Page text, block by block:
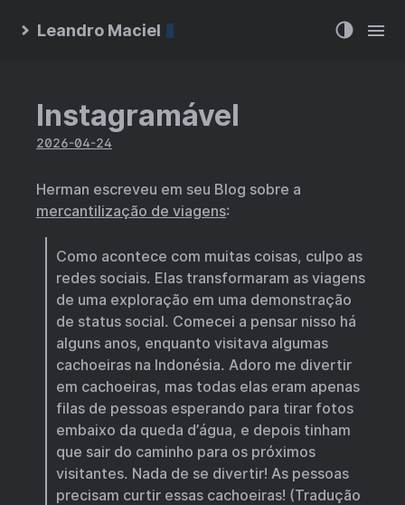
Leandro Maciel
Instagramável
2026-04-24
Herman escreveu em seu Blog sobre a
mercantilização de viagens:
Como acontece com muitas coisas, culpo as
redes sociais. Elas transformaram as viagens
de uma exploração em uma demonstração
de status social. Comecei a pensar nisso há
alguns anos, enquanto visitava algumas
cachoeiras na Indonésia. Adoro me divertir
em cachoeiras, mas todas elas eram apenas
filas de pessoas esperando para tirar fotos
embaixo da queda d’água, e depois tinham
que sair do caminho para os próximos
visitantes. Nada de se divertir! As pessoas
precisam curtir essas cachoeiras! (Tradução